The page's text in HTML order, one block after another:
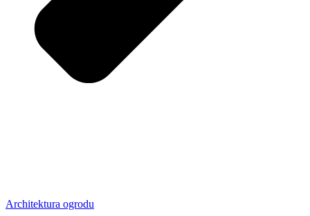
Architektura ogrodu